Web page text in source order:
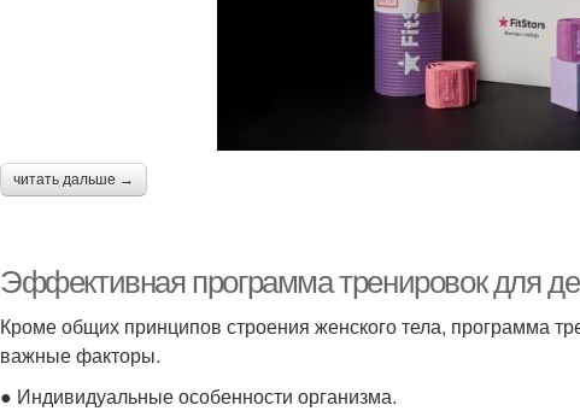
читать дальше →
Эффективная программа тренировок для
Кроме общих принципов строения женского тела, программа
важные факторы.
● Индивидуальные особенности организма.